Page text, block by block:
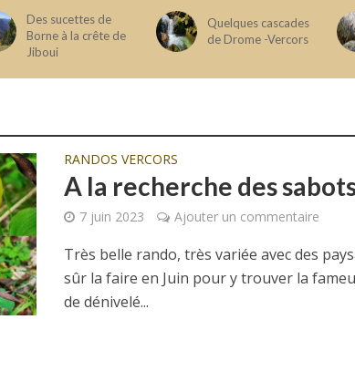
Des sucettes de
Borne à la crête de
Jiboui
Quelques cascades
de Drome -Vercors
RANDOS VERCORS
A la recherche des
7 juin 2023 Ajouter un commentaire
Très belle rando, très variée avec des
sûr la faire en Juin pour y trouver la
de dénivelé...